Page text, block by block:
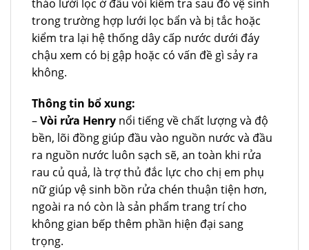
tháo lưới lọc ở đầu vòi kiểm tra sau đó vệ sinh
trong trường hợp lưới lọc bẩn và bị tắc hoặc
kiểm tra lại hệ thống dây cấp nước dưới đáy
chậu xem có bị gập hoặc có vấn đề gì sảy ra
không.
Thông tin bổ xung:
–Vòi rửa Henry nổi tiếng về chất lượng và độ
bền, lõi đồng giúp đầu vào nguồn nước và đầu
ra nguồn nước luôn sạch sẽ, an toàn khi rửa
rau củ quả, là trợ thủ đắc lực cho chị em phụ
nữ giúp vệ sinh bồn rửa chén thuận tiện hơn,
ngoài ra nó còn là sản phẩm trang trí cho
không gian bếp thêm phần hiện đại sang
trọng.